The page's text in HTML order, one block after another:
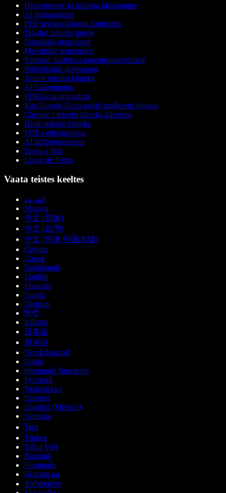
Dikteerimine ja häälega kirjutamine
AI häälassistent
PDF tekstist kõneks Androidis
Tekstist kõneks lugeja
Naishääle generaator
Meeshääle generaator
Parimad düsleksia lugemisrakendused
Robotihääle generaator
Anime tekstist kõneks
AI häälemuutja
PDF-ist audioraamat
Kas Google Docs oskab mulle ette lugeda
Chrome’i tekstist kõneks laiendus
Hindi tekstist kõneks
PDF-i ettelugemine
AI häälegeneraator
Texto a Voz
Leitor de Texto
Vaata teistes keeltes
العربية
Magyar
中文 (简体)
中文 (台灣)
中文 (简体 中国大陆)
Čeština
Dansk
Nederlands
English
Français
Suomi
Deutsch
हिन्दी
Italiano
日本語
한국어
Norsk bokmål
Polski
Português Brasileiro
Русский
Українська
Español
Español (México)
Svenska
ไทย
Türkçe
Tiếng Việt
Română
Português
Български
ქართული